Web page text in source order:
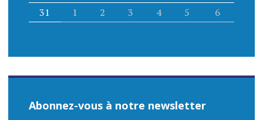
31
1 2 3 4 5 6
Abonnez-vous à notre newsletter